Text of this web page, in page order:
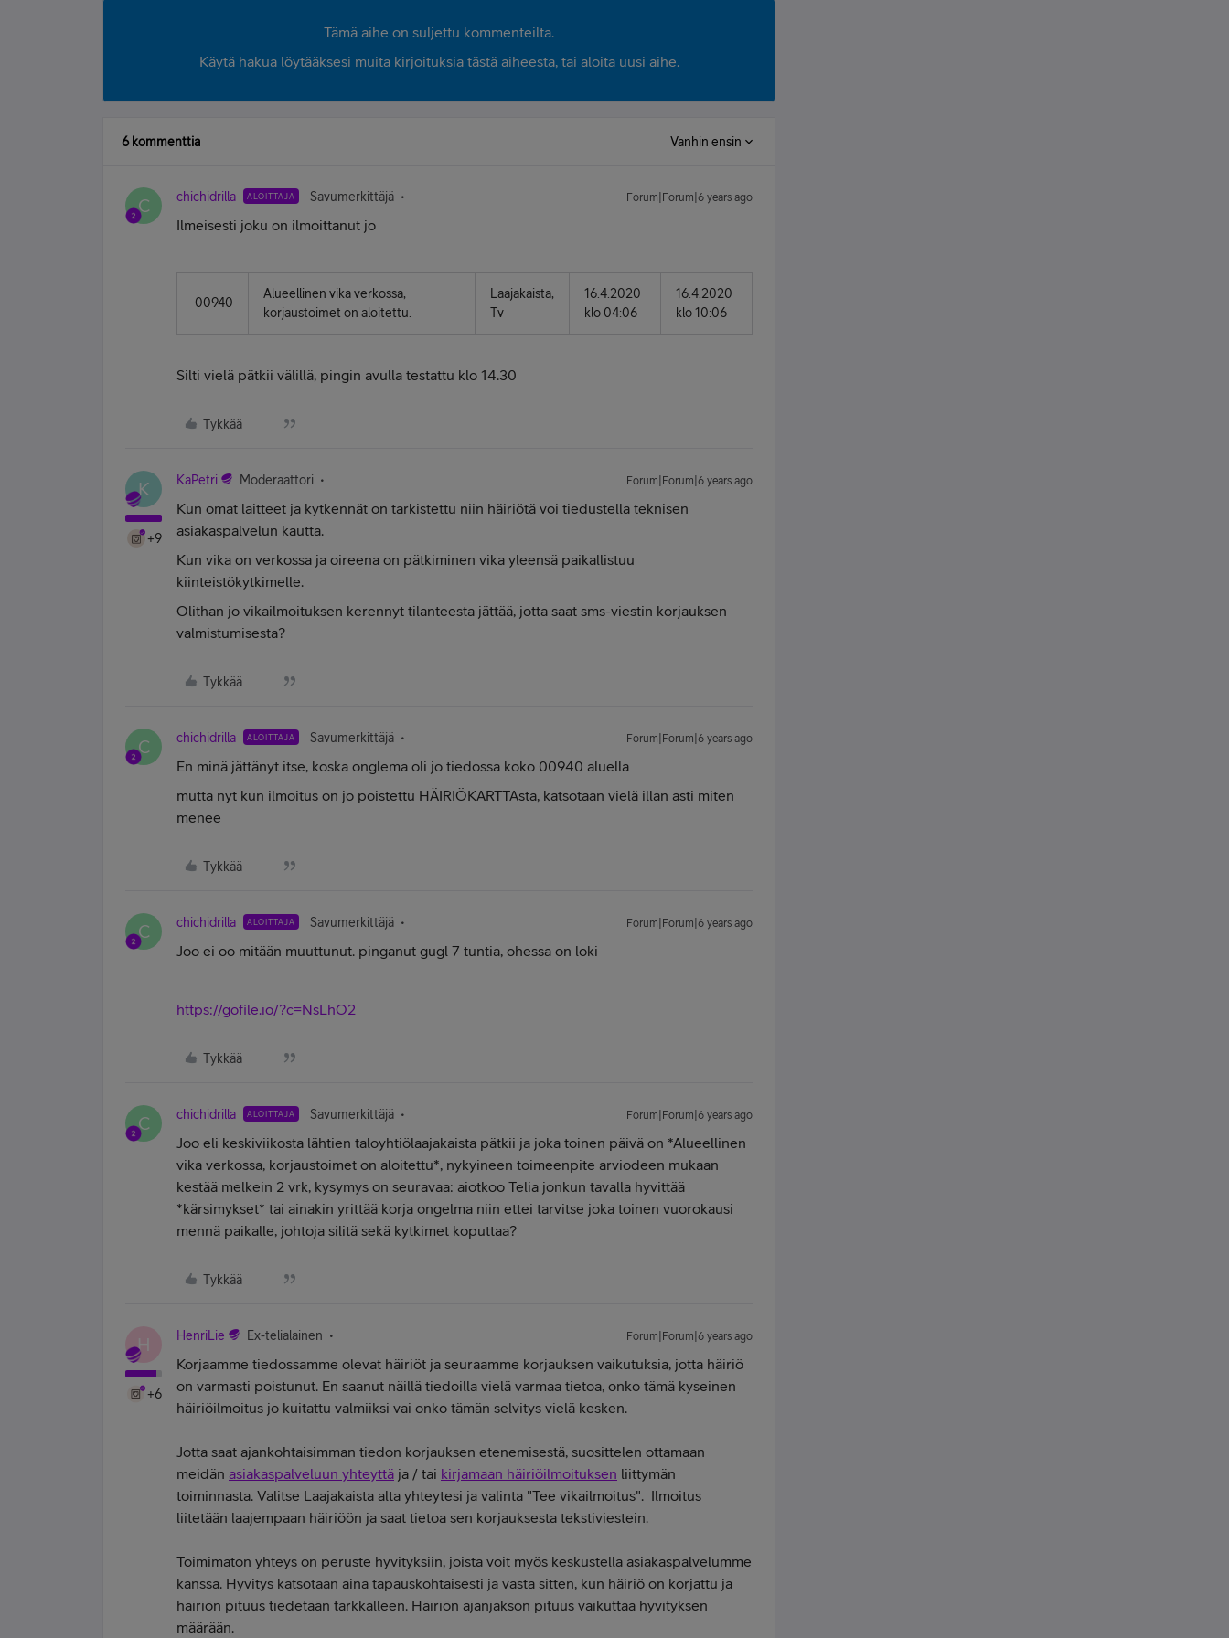
Tämä aihe on suljettu kommenteilta.
Käytä hakua löytääksesi muita kirjoituksia tästä aiheesta, tai aloita uusi aihe.
6 kommenttia Vanhin ensin
C chichidrilla ALOITTAJA Savumerkittäjä Forum|Forum|6 years ago
Ilmeisesti joku on ilmoittanut jo
00940
Alueellinen vika verkossa,
korjaustoimet on aloitettu.
Laajakaista,
Tv
16.4.2020
klo 04:06
16.4.2020
klo 10:06
Silti vielä pätkii välillä, pingin avulla testattu klo 14.30
Tykkää
K
+9
KaPetri Moderaattori Forum|Forum|6 years ago
Kun omat laitteet ja kytkennät on tarkistettu niin häiriötä voi tiedustella teknisen
asiakaspalvelun kautta.
Kun vika on verkossa ja oireena on pätkiminen vika yleensä paikallistuu
kiinteistökytkimelle.
Olithan jo vikailmoituksen kerennyt tilanteesta jättää, jotta saat sms-viestin korjauksen
valmistumisesta?
Tykkää
C chichidrilla ALOITTAJA Savumerkittäjä Forum|Forum|6 years ago
En minä jättänyt itse, koska onglema oli jo tiedossa koko 00940 aluella
mutta nyt kun ilmoitus on jo poistettu HÄIRIÖKARTTAsta, katsotaan vielä illan asti miten
menee
Tykkää
C chichidrilla ALOITTAJA Savumerkittäjä Forum|Forum|6 years ago
Joo ei oo mitään muuttunut. pinganut gugl 7 tuntia, ohessa on loki
https://gofile.io/?c=NsLhO2
Tykkää
C chichidrilla ALOITTAJA Savumerkittäjä Forum|Forum|6 years ago
Joo eli keskiviikosta lähtien taloyhtiölaajakaista pätkii ja joka toinen päivä on *Alueellinen
vika verkossa, korjaustoimet on aloitettu*, nykyineen toimeenpite arviodeen mukaan
kestää melkein 2 vrk, kysymys on seuravaa: aiotkoo Telia jonkun tavalla hyvittää
*kärsimykset* tai ainakin yrittää korja ongelma niin ettei tarvitse joka toinen vuorokausi
mennä paikalle, johtoja silitä sekä kytkimet koputtaa?
Tykkää
H
+6
HenriLie Ex-telialainen Forum|Forum|6 years ago
Korjaamme tiedossamme olevat häiriöt ja seuraamme korjauksen vaikutuksia, jotta häiriö
on varmasti poistunut. En saanut näillä tiedoilla vielä varmaa tietoa, onko tämä kyseinen
häiriöilmoitus jo kuitattu valmiiksi vai onko tämän selvitys vielä kesken.
Jotta saat ajankohtaisimman tiedon korjauksen etenemisestä, suosittelen ottamaan
meidän asiakaspalveluun yhteyttä ja / tai kirjamaan häiriöilmoituksen liittymän
toiminnasta. Valitse Laajakaista alta yhteytesi ja valinta "Tee vikailmoitus". Ilmoitus
liitetään laajempaan häiriöön ja saat tietoa sen korjauksesta tekstiviestein.
Toimimaton yhteys on peruste hyvityksiin, joista voit myös keskustella asiakaspalvelumme
kanssa. Hyvitys katsotaan aina tapauskohtaisesti ja vasta sitten, kun häiriö on korjattu ja
häiriön pituus tiedetään tarkkalleen. Häiriön ajanjakson pituus vaikuttaa hyvityksen
määrään.